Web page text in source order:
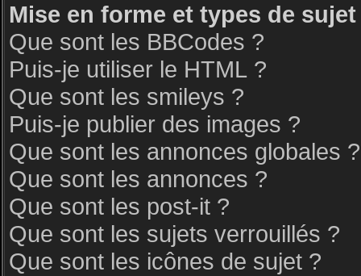
Mise en forme et types de sujet
Que sont les BBCodes ?
Puis-je utiliser le HTML ?
Que sont les smileys ?
Puis-je publier des images ?
Que sont les annonces globales ?
Que sont les annonces ?
Que sont les post-it ?
Que sont les sujets verrouillés ?
Que sont les icônes de sujet ?